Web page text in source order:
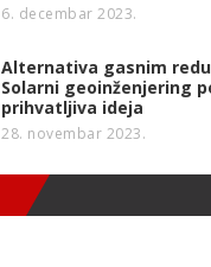
6. decembar 2023.
Alternativa gasnim
Solarni geoinženjering
prihvatljiva ideja
28. novembar 2023.